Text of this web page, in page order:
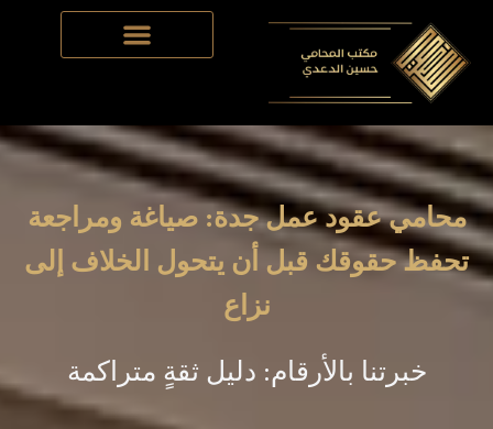
Skip
محامي عقود عمل جدة: صياغة ومراجعة
تحفظ حقوقك قبل أن يتحول الخلاف إلى
نزاع
خبرتنا بالأرقام: دليل ثقةٍ متراكمة